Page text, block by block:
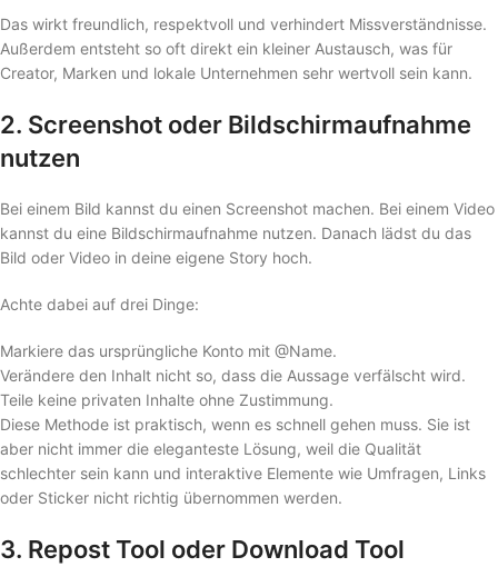
Das wirkt freundlich, respektvoll und verhindert Missverständnisse.
Außerdem entsteht so oft direkt ein kleiner Austausch, was für
Creator, Marken und lokale Unternehmen sehr wertvoll sein kann.
2. Screenshot oder Bildschirmaufnahme
nutzen
Bei einem Bild kannst du einen Screenshot machen. Bei einem Video
kannst du eine Bildschirmaufnahme nutzen. Danach lädst du das
Bild oder Video in deine eigene Story hoch.
Achte dabei auf drei Dinge:
Markiere das ursprüngliche Konto mit @Name.
Verändere den Inhalt nicht so, dass die Aussage verfälscht wird.
Teile keine privaten Inhalte ohne Zustimmung.
Diese Methode ist praktisch, wenn es schnell gehen muss. Sie ist
aber nicht immer die eleganteste Lösung, weil die Qualität
schlechter sein kann und interaktive Elemente wie Umfragen, Links
oder Sticker nicht richtig übernommen werden.
3. Repost Tool oder Download Tool